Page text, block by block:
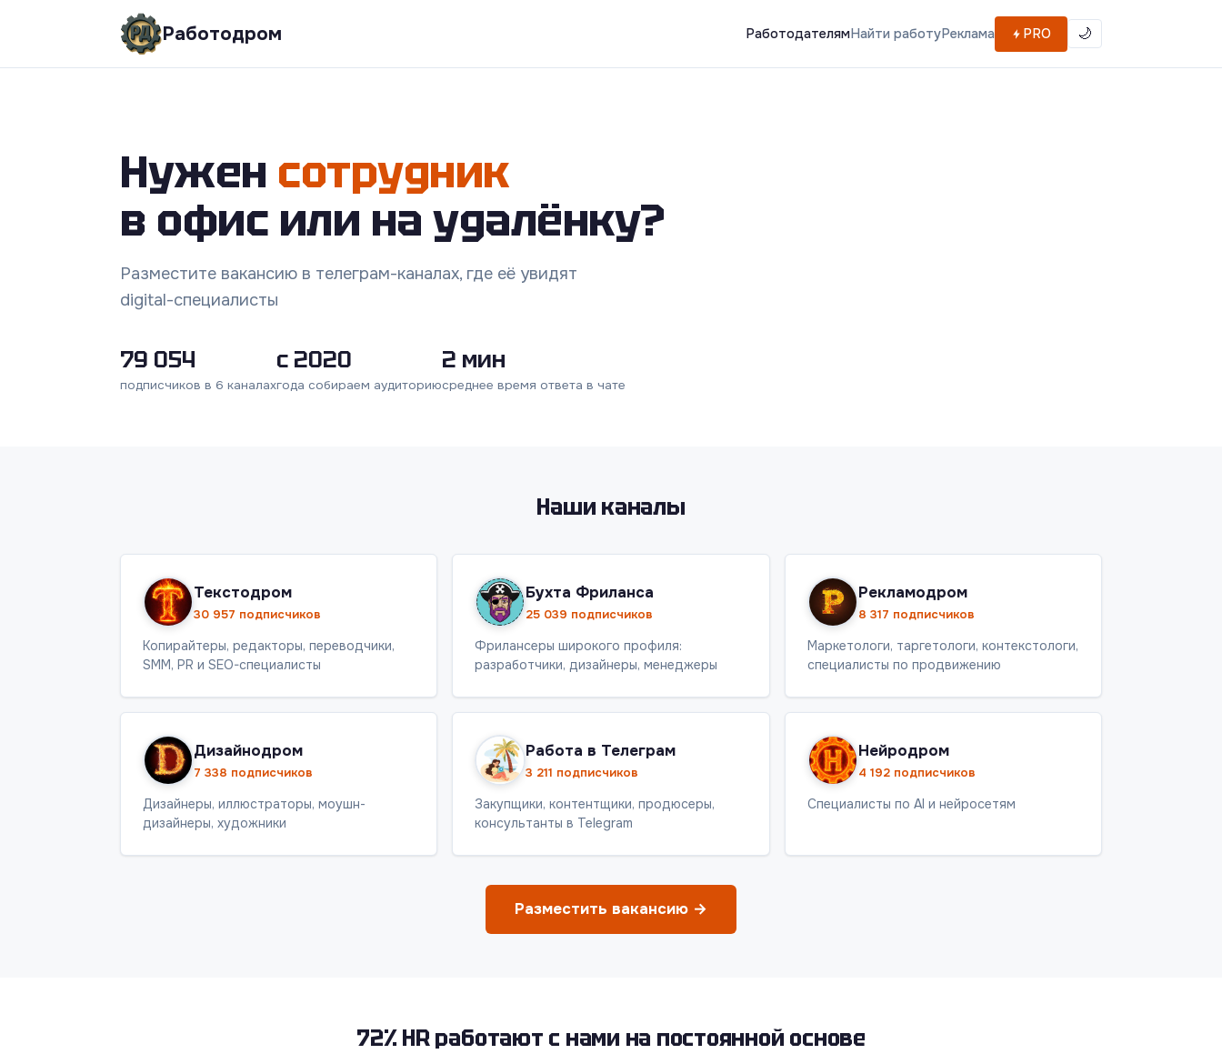
Работодром РаботодателямНайти работуРеклама PRO 🌙
Нужен сотрудник
в офис или на удалёнку?
Разместите вакансию в телеграм-каналах, где её увидят
digital-специалисты
79 054
подписчиков в 6 каналах
с 2020
года собираем аудиторию
2 мин
среднее время ответа в чате
Наши каналы
Текстодром
30 957 подписчиков
Копирайтеры, редакторы, переводчики,
SMM, PR и SEO-специалисты
Бухта Фриланса
25 039 подписчиков
Фрилансеры широкого профиля:
разработчики, дизайнеры, менеджеры
Рекламодром
8 317 подписчиков
Маркетологи, таргетологи, контекстологи,
специалисты по продвижению
Дизайнодром
7 338 подписчиков
Дизайнеры, иллюстраторы, моушн-
дизайнеры, художники
Работа в Телеграм
3 211 подписчиков
Закупщики, контентщики, продюсеры,
консультанты в Telegram
Нейродром
4 192 подписчиков
Специалисты по AI и нейросетям
Разместить вакансию →
72% HR работают с нами на постоянной основе